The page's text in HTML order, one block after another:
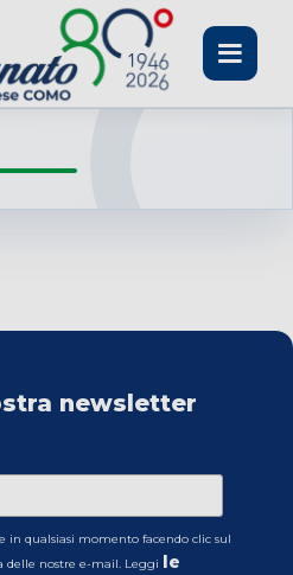
Toggle
newsletter
in qualsiasi momento facendo clic sul
nostre e-mail. Leggi le